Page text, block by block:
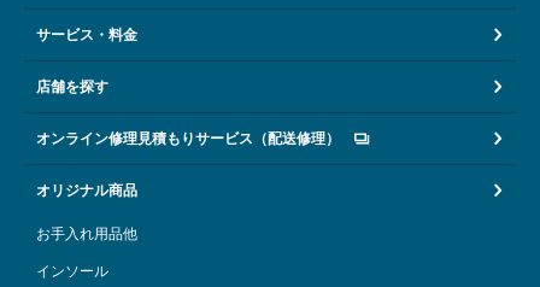
サービス・料金
店舗を探す
オンライン修理見積もりサービス（配送修理）
オリジナル商品
お手入れ用品他
インソール